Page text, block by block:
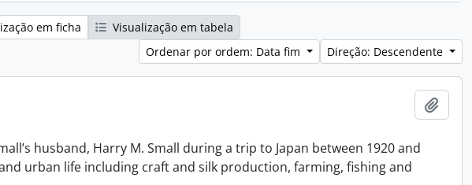
em ficha
Visualização em tabela
Ordenar por ordem: Data fim
Direção: Descendente
husband, Harry M. Small during a trip to Japan between 1920 and
urban life including craft and silk production, farming, fishing and